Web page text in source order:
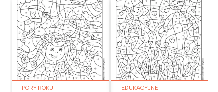
PORY ROKU EDUKACYJNE